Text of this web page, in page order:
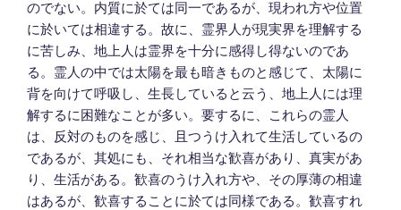
のでない。内質に於ては同一であるが、現われ方や位置
に於いては相違する。故に、霊界人が現実界を理解する
に苦しみ、地上人は霊界を十分に感得し得ないのであ
る。霊人の中では太陽を最も暗きものと感じて、太陽に
背を向けて呼吸し、生長していると云う、地上人には理
解するに困難なことが多い。要するに、これらの霊人
は、反対のものを感じ、且つうけ入れて生活しているの
であるが、其処にも、それ相当な歓喜があり、真実があ
り、生活がある。歓喜のうけ入れ方や、その厚薄の相違
はあるが、歓喜することに於ては同様である。歓喜すれ